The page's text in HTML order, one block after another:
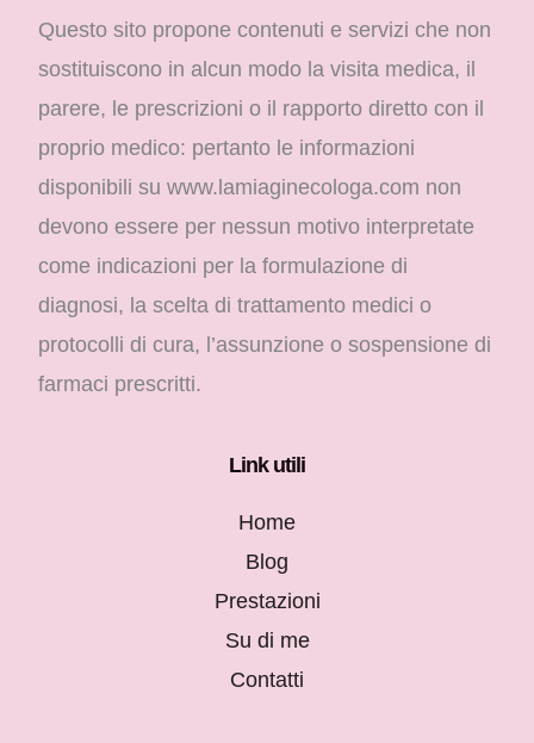
Questo sito propone contenuti e servizi che non
sostituiscono in alcun modo la visita medica, il
parere, le prescrizioni o il rapporto diretto con il
proprio medico: pertanto le informazioni
disponibili su www.lamiaginecologa.com non
devono essere per nessun motivo interpretate
come indicazioni per la formulazione di
diagnosi, la scelta di trattamento medici o
protocolli di cura, l’assunzione o sospensione di
farmaci prescritti.
Link utili
Home
Blog
Prestazioni
Su di me
Contatti